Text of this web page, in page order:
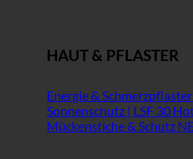
HAUT & PFLASTER
Energie & Schmerzpflaster
Sonnenschutz | LSF 30
Mückenstiche & Schutz